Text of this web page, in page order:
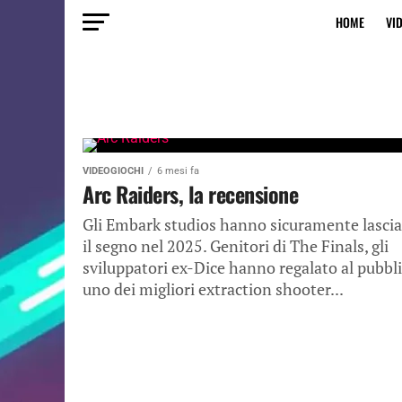
HOME
VIDEOGIOCHI 6 mesi fa
Arc Raiders, la recensione
Gli Embark studios hanno sicuramente
il segno nel 2025. Genitori di The Finals, gli
sviluppatori ex-Dice hanno regalato al
uno dei migliori extraction shooter...